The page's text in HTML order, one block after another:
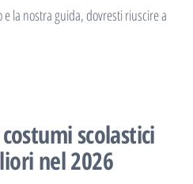
la nostra guida, dovresti riuscire a
scolastici
nel 2026